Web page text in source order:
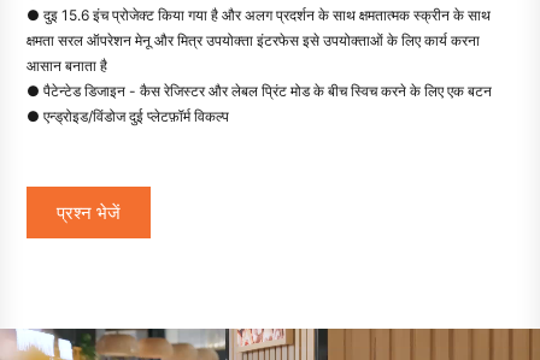
● दुइ 15.6 इंच प्रोजेक्ट किया गया है और अलग प्रदर्शन के साथ क्षमतात्मक स्क्रीन के साथ
क्षमता सरल ऑपरेशन मेनू और मित्र उपयोक्ता इंटरफेस इसे उपयोक्ताओं के लिए कार्य करना
आसान बनाता है
● पैटेन्टेड डिजाइन - कैस रेजिस्टर और लेबल प्रिंट मोड के बीच स्विच करने के लिए एक बटन
● एन्ड्रोइड/विंडोज दुई प्लेटफ़ॉर्म विकल्प
प्रश्न भेजें